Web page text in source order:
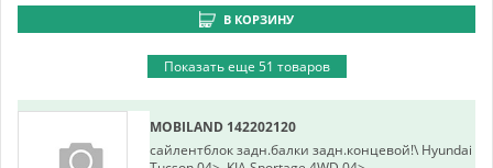
В КОРЗИНУ
Показать еще 51 товаров
MOBILAND 142202120
сайлентблок задн.балки задн.концевой!\ Hyundai